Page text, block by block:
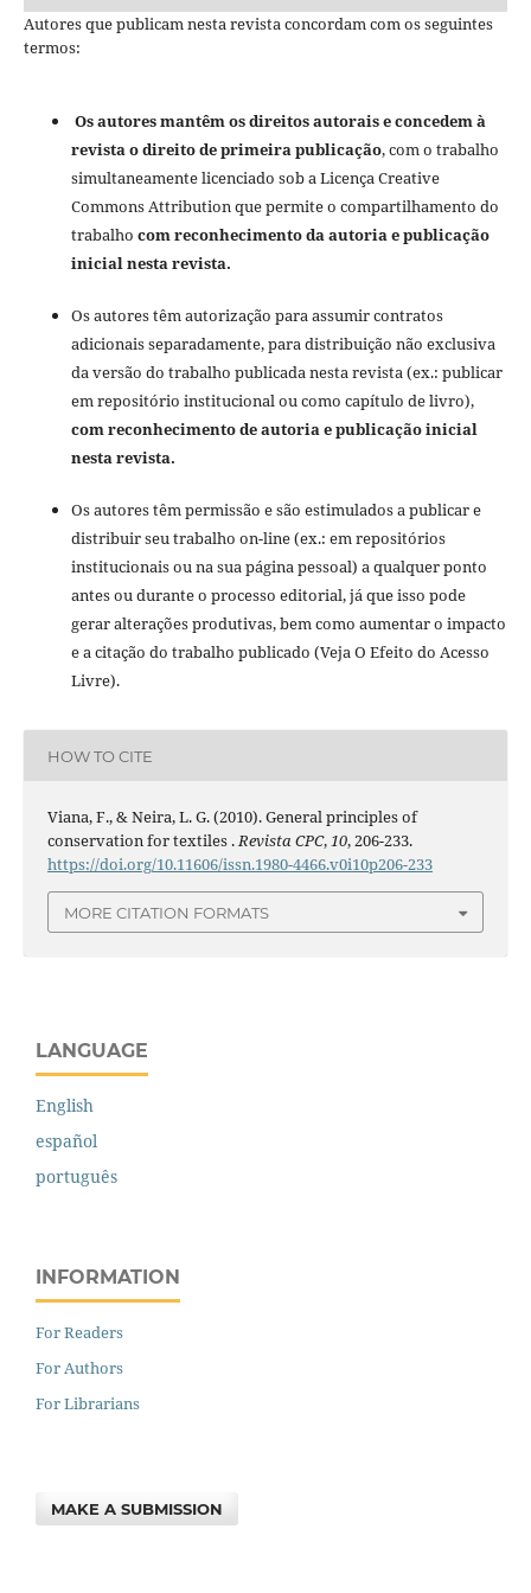
Autores que publicam nesta revista concordam com os seguintes
termos:
Os autores mantêm os direitos autorais e concedem à
revista o direito de primeira publicação, com o trabalho
simultaneamente licenciado sob a Licença Creative
Commons Attribution que permite o compartilhamento do
trabalho com reconhecimento da autoria e publicação
inicial nesta revista.
Os autores têm autorização para assumir contratos
adicionais separadamente, para distribuição não exclusiva
da versão do trabalho publicada nesta revista (ex.: publicar
em repositório institucional ou como capítulo de livro),
com reconhecimento de autoria e publicação inicial
nesta revista.
Os autores têm permissão e são estimulados a publicar e
distribuir seu trabalho on-line (ex.: em repositórios
institucionais ou na sua página pessoal) a qualquer ponto
antes ou durante o processo editorial, já que isso pode
gerar alterações produtivas, bem como aumentar o impacto
e a citação do trabalho publicado (Veja O Efeito do Acesso
Livre).
HOW TO CITE
Viana, F., & Neira, L. G. (2010). General principles of
conservation for textiles .Revista CPC,10, 206-233.
https://doi.org/10.11606/issn.1980-4466.v0i10p206-233
MORE CITATION FORMATS
LANGUAGE
English
español
português
INFORMATION
For Readers
For Authors
For Librarians
MAKE A SUBMISSION